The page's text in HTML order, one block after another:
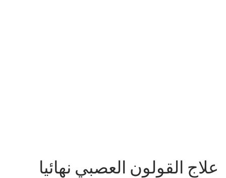
علاج القولون العصبي نهائيا